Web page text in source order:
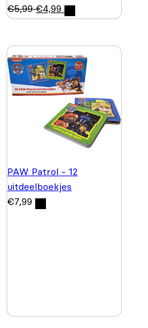
€5,99 €4,99
PAW Patrol - 12
uitdeelboekjes
€7,99